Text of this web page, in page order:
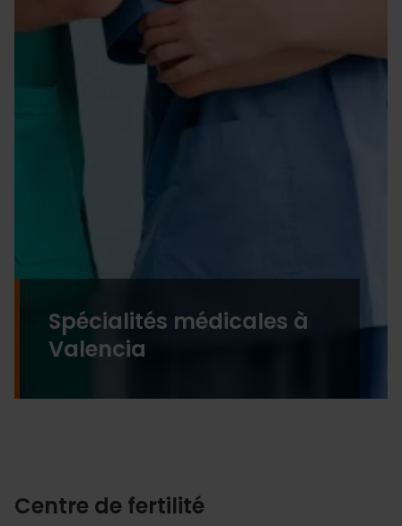
Spécialités médicales à
Valencia
Centre de fertilité